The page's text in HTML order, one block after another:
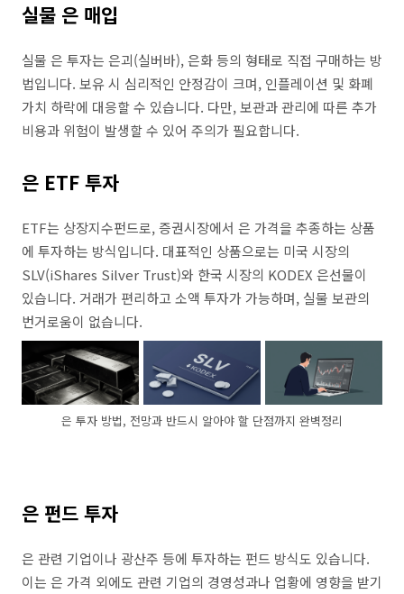
실물 은 매입
실물 은 투자는 은괴(실버바), 은화 등의 형태로 직접 구매하는 방
법입니다. 보유 시 심리적인 안정감이 크며, 인플레이션 및 화폐
가치 하락에 대응할 수 있습니다. 다만, 보관과 관리에 따른 추가
비용과 위험이 발생할 수 있어 주의가 필요합니다.
은 ETF 투자
ETF는 상장지수펀드로, 증권시장에서 은 가격을 추종하는 상품
에 투자하는 방식입니다. 대표적인 상품으로는 미국 시장의
SLV(iShares Silver Trust)와 한국 시장의 KODEX 은선물이
있습니다. 거래가 편리하고 소액 투자가 가능하며, 실물 보관의
번거로움이 없습니다.
은 투자 방법, 전망과 반드시 알아야 할 단점까지 완벽정리
은 펀드 투자
은 관련 기업이나 광산주 등에 투자하는 펀드 방식도 있습니다.
이는 은 가격 외에도 관련 기업의 경영성과나 업황에 영향을 받기